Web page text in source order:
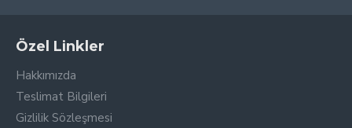
Özel Linkler
Hakkımızda
Teslimat Bilgileri
Gizlilik Sözleşmesi